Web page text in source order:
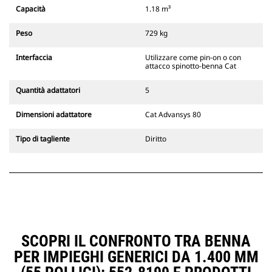
Cat sono compatibili con gli
gli escavatori gommati. Sono
larghezze per scavo di fossati.
sistema di attacco dedicato CW
fisse. Gli attacchi dedicati CW
bloccaggio a cuneo per mantenere
disponibili per tutti gli escavatori
Capacità 1.18 m³
Peso 729 kg
Interfaccia
Utilizzare come pin-on o con
attacco spinotto-benna Cat
Quantità adattatori 5
Dimensioni adattatore Cat Advansys 80
Tipo di tagliente Diritto
SCOPRI IL CONFRONTO TRA BENNA
PER IMPIEGHI GENERICI DA 1.400 MM